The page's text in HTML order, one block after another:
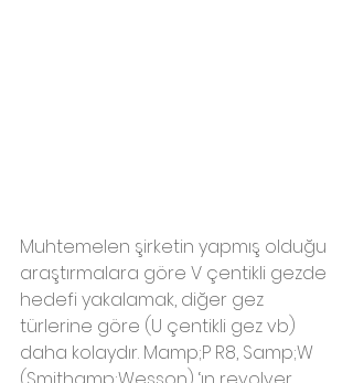
Muhtemelen şirketin yapmış olduğu
araştırmalara göre V çentikli gezde
hedefi yakalamak, diğer gez
türlerine göre (U çentikli gez vb)
daha kolaydır. Mamp;P R8, Samp;W